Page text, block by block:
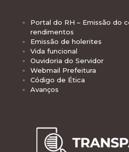
Portal do RH – Emissão do
rendimentos
Emissão de holerites
Vida funcional
Ouvidoria do Servidor
Webmail Prefeitura
Código de Ética
Avanços